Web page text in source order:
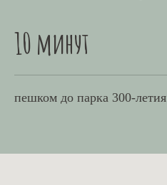
10 минут
пешком до парка 300-летия